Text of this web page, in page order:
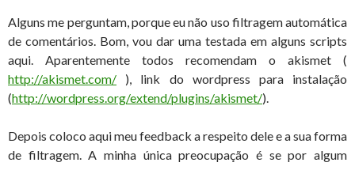
Alguns me perguntam, porque eu não uso filtragem automática
de comentários. Bom, vou dar uma testada em alguns scripts
aqui. Aparentemente todos recomendam o akismet (
http://akismet.com/ ), link do wordpress para instalação
(http://wordpress.org/extend/plugins/akismet/).
Depois coloco aqui meu feedback a respeito dele e a sua forma
de filtragem. A minha única preocupação é se por algum